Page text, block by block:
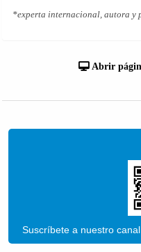
*experta internacional, autora y
Abrir
Suscríbete a nuestro